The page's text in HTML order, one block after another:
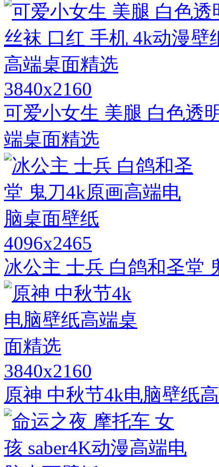
3840x2160
可爱小女生 美腿 白色透
端桌面精选
4096x2465
冰公主 士兵 白鸽和圣堂
3840x2160
原神 中秋节4k电脑壁纸